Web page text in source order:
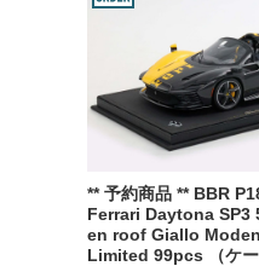
** 予約商品 ** BBR
Ferrari Daytona SP3
en roof Giallo
Limited 99pcs （ケー